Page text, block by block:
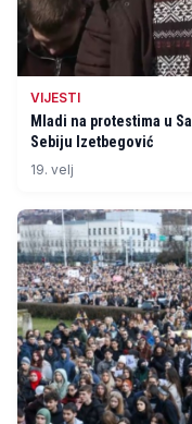
VIJESTI
Mladi na protestima u
Sebiju Izetbegović
19. velj